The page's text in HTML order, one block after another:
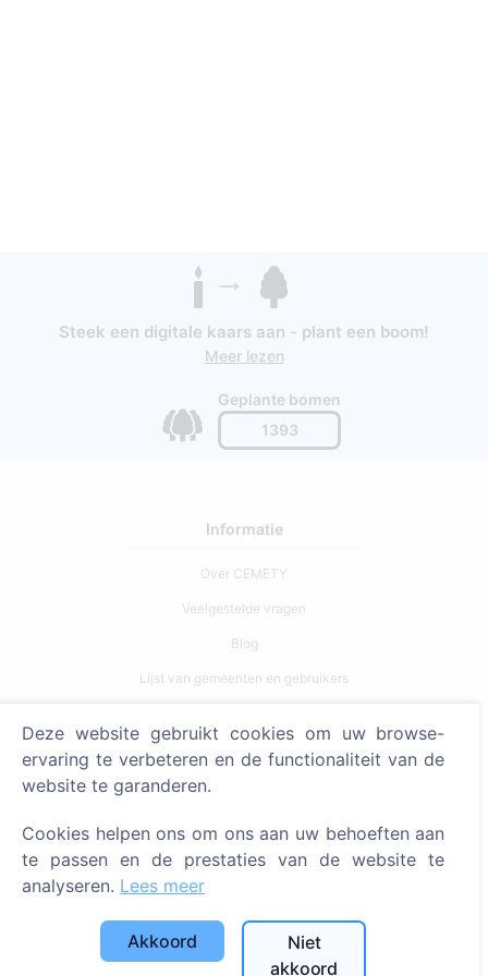
Steek een digitale kaars aan - plant een boom!
Meer lezen
Geplante bomen
1393
Informatie
Over CEMETY
Veelgestelde vragen
Blog
Lijst van gemeenten en gebruikers
Cookie-instellingen
Zoeken
Zoeken naar overledenen
Diensten
Deze website gebruikt cookies om uw browse-
ervaring te verbeteren en de functionaliteit van de
website te garanderen.
Cookies helpen ons om ons aan uw behoeften aan
te passen en de prestaties van de website te
analyseren. Lees meer
Akkoord
Niet
akkoord